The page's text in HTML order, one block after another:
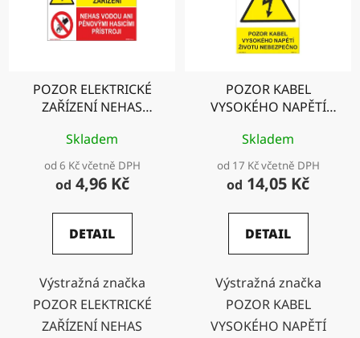
POZOR ELEKTRICKÉ
ZAŘÍZENÍ NEHAS
PĚNOVÝMI HASICÍMI
PŘÍSTROJI
Skladem
od 6 Kč včetně DPH
od 4,96 Kč
DETAIL
Výstražná značka
POZOR ELEKTRICKÉ
ZAŘÍZENÍ NEHAS
POZOR KABEL
VYSOKÉHO NAPĚTÍ
Skladem
od 17 Kč včetně DPH
od 14,05 Kč
DETAIL
Výstražná značka
POZOR KABEL
VYSOKÉHO NAPĚTÍ